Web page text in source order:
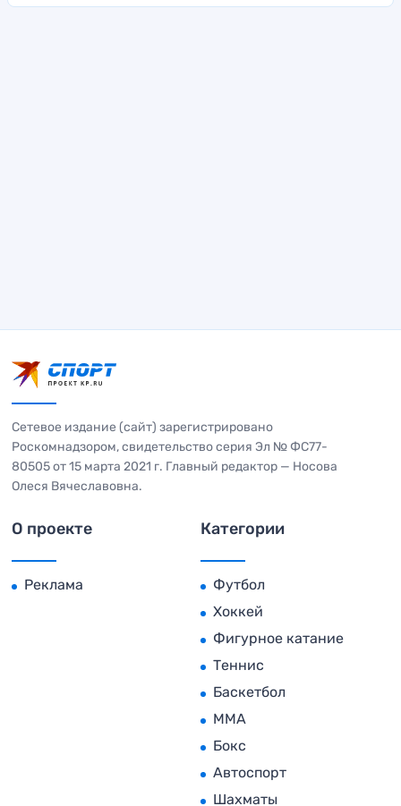
Сетевое издание (сайт) зарегистрировано
Роскомнадзором, свидетельство серия Эл № ФС77-
80505 от 15 марта 2021 г. Главный редактор — Носова
Олеся Вячеславовна.
О проекте
Реклама
Категории
Футбол
Хоккей
Фигурное катание
Теннис
Баскетбол
MMA
Бокс
Автоспорт
Шахматы